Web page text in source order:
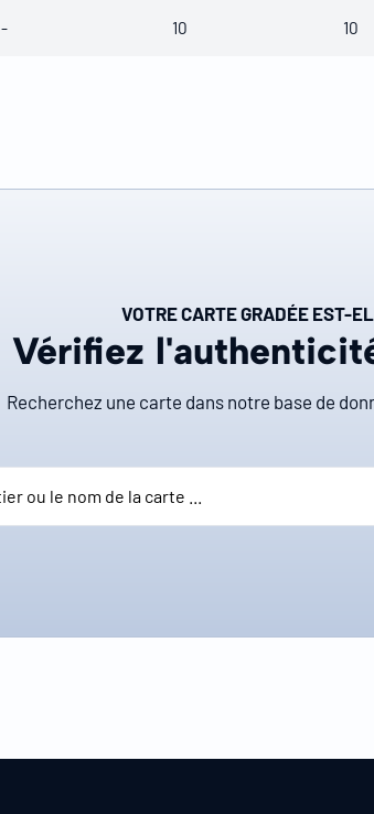
- 10 10
VOTRE CARTE GRADÉE EST-
Vérifiez
Recherchez une carte dans notre base de